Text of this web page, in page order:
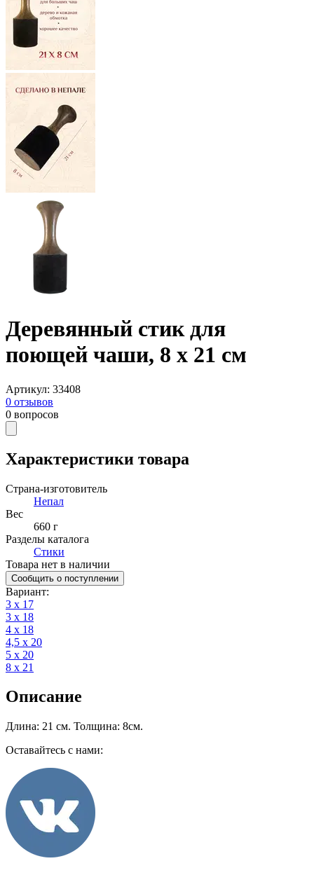
Деревянный стик для
поющей чаши, 8 х 21 см
Артикул: 33408
0 отзывов
0 вопросов
Характеристики товара
Страна-изготовитель
Непал
Вес
660 г
Разделы каталога
Стики
Товара нет в наличии
Сообщить о поступлении
Вариант:
3 х 17
3 х 18
4 х 18
4,5 х 20
5 х 20
8 х 21
Описание
Длина: 21 см. Толщина: 8см.
Оставайтесь с нами: